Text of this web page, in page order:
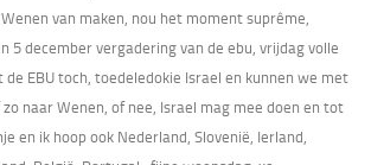
van maken, nou het moment suprême,
5 december vergadering van de ebu, vrijdag volle
de EBU toch, toedeledokie Israel en kunnen we met
naar Wenen, of nee, Israel mag mee doen en tot
en ik hoop ook Nederland, Slovenië, Ierland,